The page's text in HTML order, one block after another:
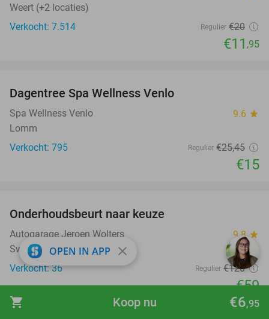
shopping_cart €6,95
Koop nu
Weert (+2 locaties)
Verkocht: 7.514
Regulier €20
€11 ,95
Dagentree Spa Wellness Venlo
Spa Wellness Venlo 9.6 star
Lomm
Verkocht: 795
Regulier €25,45
€15
Onderhoudsbeurt naar keuze
Autogarage Jeroen Wolters 9.8 star
Swalmen
Verkocht: 36
Regulier €120
€59
favorite_border
OPEN IN APP close